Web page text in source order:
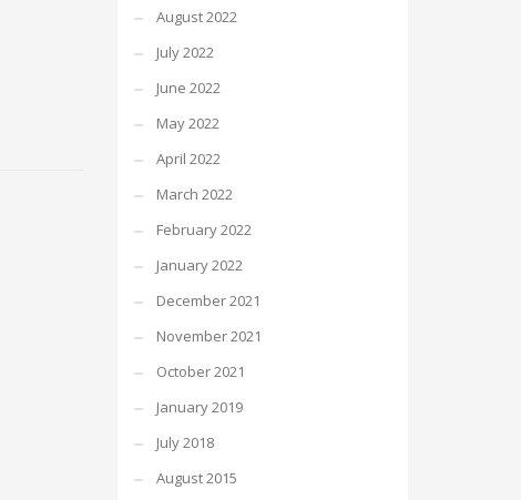
August 2022
July 2022
June 2022
May 2022
April 2022
March 2022
February 2022
January 2022
December 2021
November 2021
October 2021
January 2019
July 2018
August 2015